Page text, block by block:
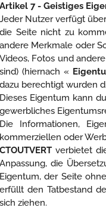
Artikel 7 - Geistiges
Jeder Nutzer verfügt
die Seite nicht zu
andere Merkmale oder
Videos, Fotos und
sind) (hiernach «
dazu berechtigt wurden
Dieses Eigentum kann
gewerbliches
Die Informationen,
kommerziellen oder
CTOUTVERT verbietet
Anpassung, die
Eigentum, der Seite
erfüllt den Tatbestand
sich ziehen.